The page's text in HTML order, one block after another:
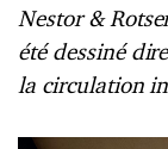
Nestor &
été dessiné
la circulation